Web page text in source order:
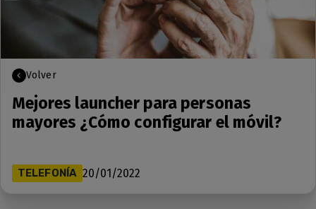
Volver
Mejores launcher para personas
mayores ¿Cómo configurar el móvil?
TELEFONÍA 20/01/2022